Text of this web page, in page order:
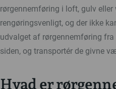
rørgennemføring i loft, gulv
rengøringsvenligt, og der ikke
udvalget af rørgennemføring
siden, og transportér de givne
Hvad er